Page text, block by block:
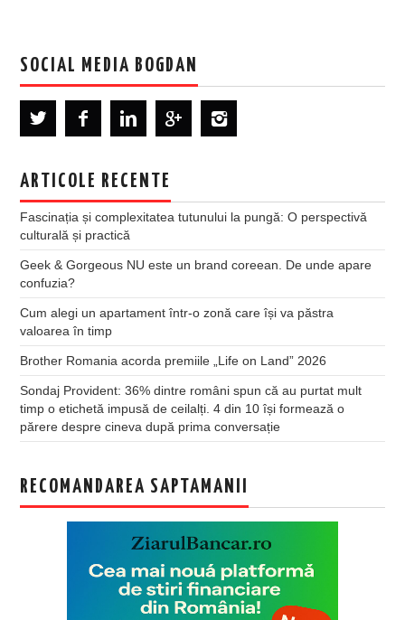
SOCIAL MEDIA BOGDAN
ARTICOLE RECENTE
Fascinația și complexitatea tutunului la pungă: O perspectivă
culturală și practică
Geek & Gorgeous NU este un brand coreean. De unde apare
confuzia?
Cum alegi un apartament într-o zonă care își va păstra
valoarea în timp
Brother Romania acorda premiile „Life on Land” 2026
Sondaj Provident: 36% dintre români spun că au purtat mult
timp o etichetă impusă de ceilalți. 4 din 10 își formează o
părere despre cineva după prima conversație
RECOMANDAREA SAPTAMANII